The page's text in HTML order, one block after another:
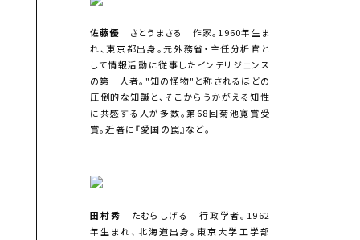
佐藤優 さとうまさる 作家。1960年生ま
れ、東京都出身。元外務省・主任分析官と
して情報活動に従事したインテリジェンス
の第一人者。"知の怪物"と称されるほどの
圧倒的な知識と、そこからうかがえる知性
に共感する人が多数。第68回菊池寛賞受
賞。近著に『愛国の罠』など。
田村秀
たむらしげる 行政学者。1962
年生まれ、北海道出身。東京大学工学部